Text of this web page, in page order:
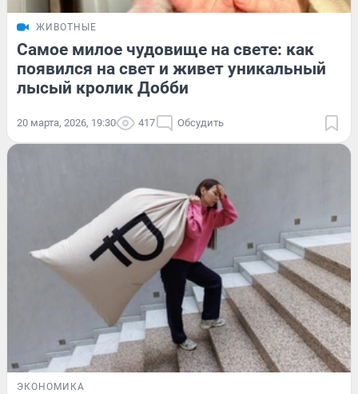
ЖИВОТНЫЕ
Самое милое чудовище на свете: как
появился на свет и живет уникальный
лысый кролик Добби
20 марта, 2026, 19:30 417 Обсудить
ЭКОНОМИКА